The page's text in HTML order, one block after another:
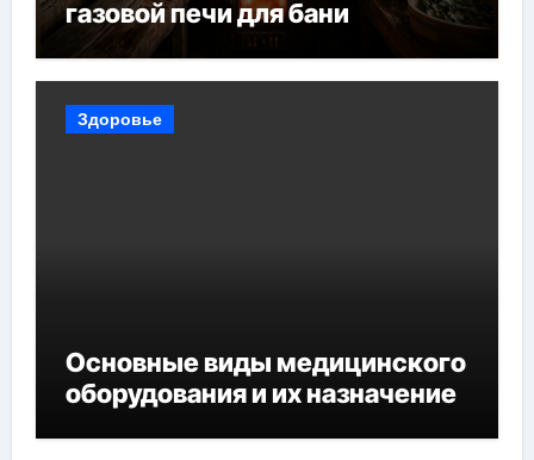
газовой печи для бани
Здоровье
Основные виды медицинского
оборудования и их назначение